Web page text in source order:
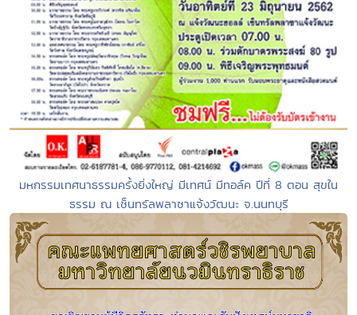
มหกรรมเทศนาธรรมครั้งยิ่งใหญ่ มีเทศน์ มีทอล์ค ปีที่ 8 ตอน สุขใน
ธรรม ณ เซ็นทรัลพลาซาแจ้งวัฒนะ จ.นนทบุรี